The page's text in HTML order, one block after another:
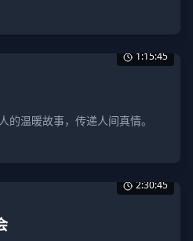
1:15:45
的温暖故事，传递人间真情。
2:30:45